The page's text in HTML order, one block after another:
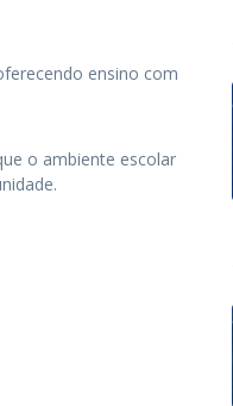
ensino com
o ambiente escolar